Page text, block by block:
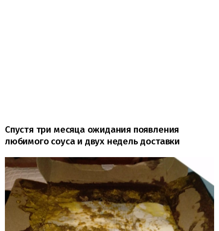
Спустя три месяца ожидания появления
любимого соуса и двух недель доставки